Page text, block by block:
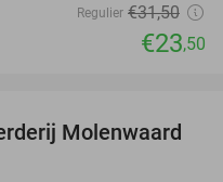
Regulier €31,50
€23,50
27%
Molenwaard